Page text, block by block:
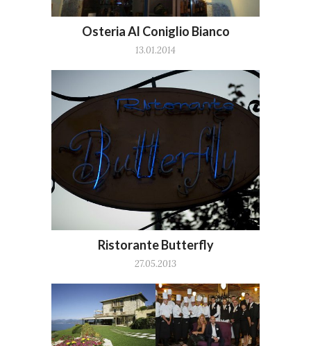
Osteria Al Coniglio Bianco
13.01.2014
Ristorante Butterfly
27.05.2013